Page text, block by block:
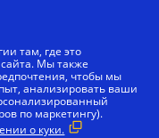
там, где это
Мы также
чтобы мы
анализировать ваши
по маркетингу).
о куки.